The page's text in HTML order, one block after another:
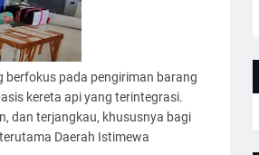
berfokus pada pengiriman barang
kereta api yang terintegrasi.
dan terjangkau, khususnya bagi
Daerah Istimewa